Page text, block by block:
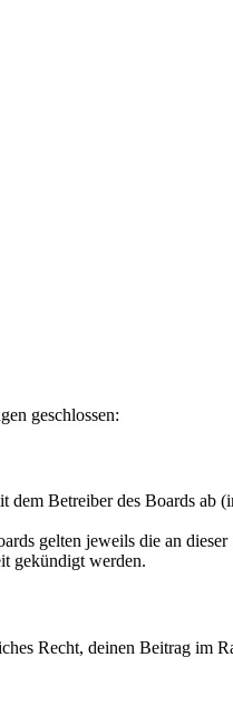
geschlossen:
Betreiber des Boards ab
gelten jeweils die an
gekündigt werden.
Recht, deinen Beitrag im